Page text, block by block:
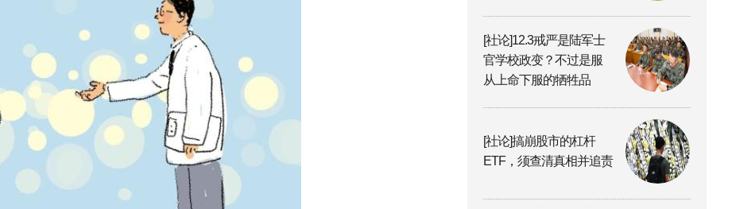
[社论]12.3戒严是陆军士
官学校政变？不过是服
从上命下服的牺牲品
[社论]搞崩股市的杠杆
ETF，须查清真相并追责